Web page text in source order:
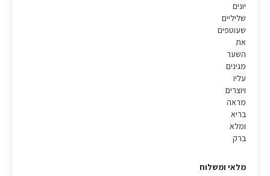
יונים
שליליים
שעוטפים
את
השער
מגינים
עליו
ויוצרים
מראה
בריא
ומלא
ברק
מלאי ומשלוח